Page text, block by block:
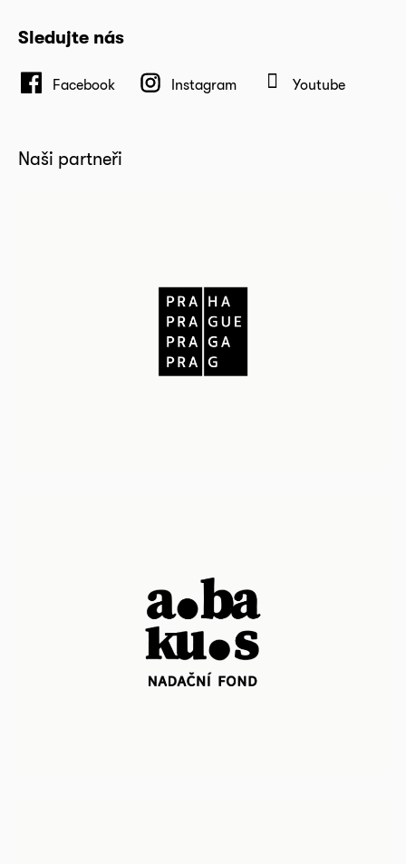
Sledujte nás
Facebook Instagram Youtube
Naši partneři